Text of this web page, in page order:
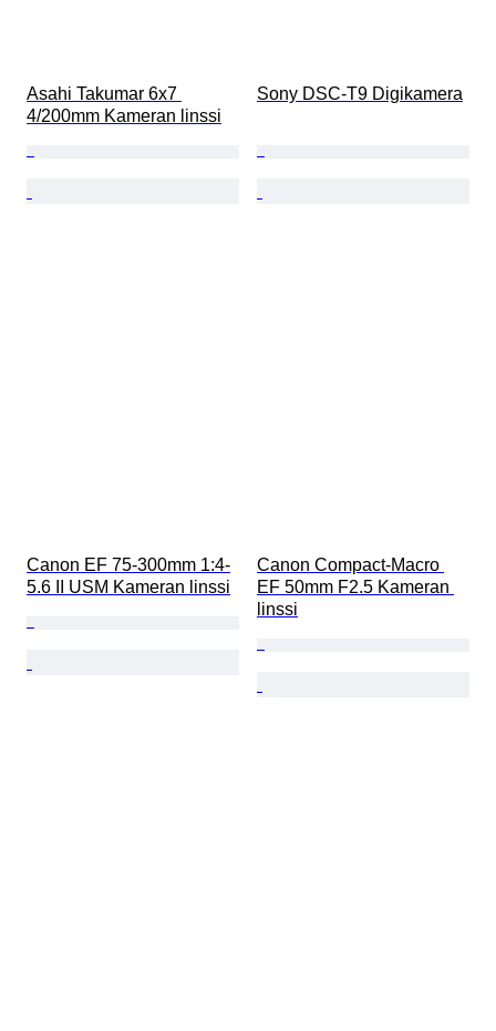
Asahi Takumar 6x7
4/200mm Kameran linssi
Sony DSC-T9 Digikamera
Canon EF 75-300mm 1:4-
5.6 II USM Kameran linssi
Canon Compact-Macro
EF 50mm F2.5 Kameran
linssi